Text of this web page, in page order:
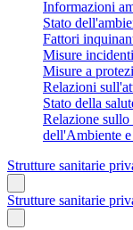
Informazioni
Stato
Fattori
Misure
Misure a
Relazioni
Stato della
Relazione
dell'Ambiente
Strutture sanitarie
Strutture sanitarie